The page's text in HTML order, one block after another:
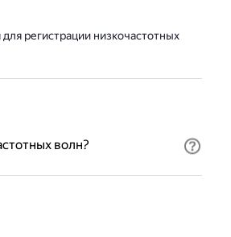
регистрации низкочастотных
волн?